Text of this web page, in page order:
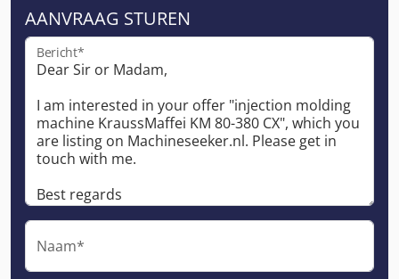
AANVRAAG STUREN
Bericht*
Naam*